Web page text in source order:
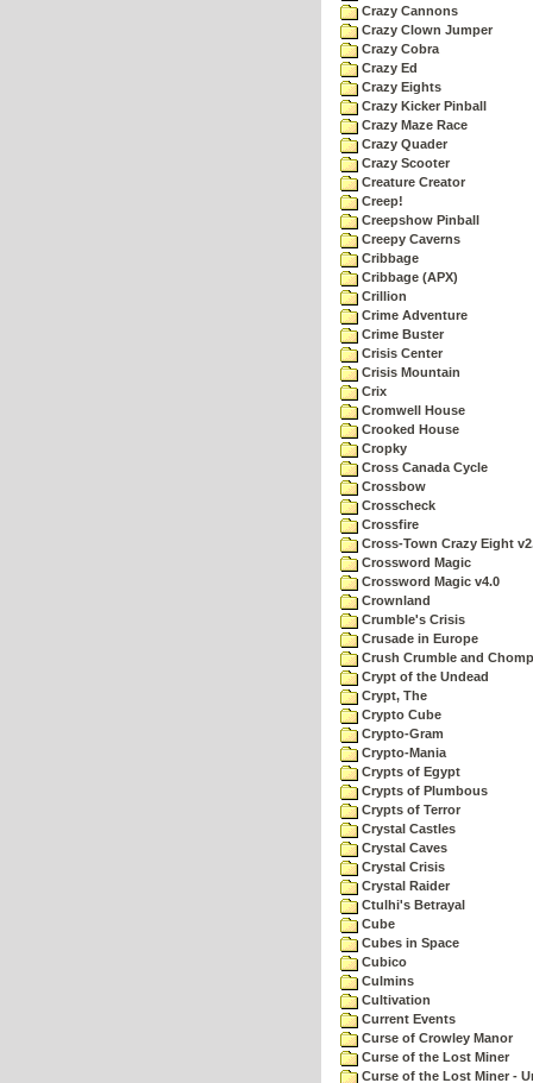
Crazy Cannons
Crazy Clown Jumper
Crazy Cobra
Crazy Ed
Crazy Eights
Crazy Kicker Pinball
Crazy Maze Race
Crazy Quader
Crazy Scooter
Creature Creator
Creep!
Creepshow Pinball
Creepy Caverns
Cribbage
Cribbage (APX)
Crillion
Crime Adventure
Crime Buster
Crisis Center
Crisis Mountain
Crix
Cromwell House
Crooked House
Cropky
Cross Canada Cycle
Crossbow
Crosscheck
Crossfire
Cross-Town Crazy Eight
Crossword Magic
Crossword Magic v4.0
Crownland
Crumble's Crisis
Crusade in Europe
Crush Crumble and Chomp
Crypt of the Undead
Crypt, The
Crypto Cube
Crypto-Gram
Crypto-Mania
Crypts of Egypt
Crypts of Plumbous
Crypts of Terror
Crystal Castles
Crystal Caves
Crystal Crisis
Crystal Raider
Ctulhi's Betrayal
Cube
Cubes in Space
Cubico
Culmins
Cultivation
Current Events
Curse of Crowley Manor
Curse of the Lost Miner
Curse of the Lost Miner -